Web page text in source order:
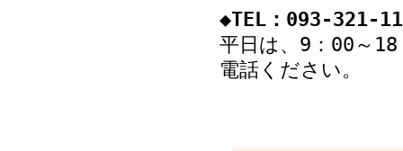
◆TEL：093-321-
平日は、9：00～
電話ください。